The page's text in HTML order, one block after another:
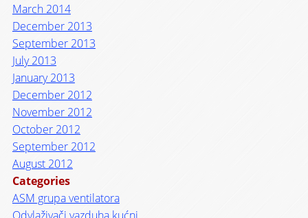
March 2014
December 2013
September 2013
July 2013
January 2013
December 2012
November 2012
October 2012
September 2012
August 2012
Categories
ASM grupa ventilatora